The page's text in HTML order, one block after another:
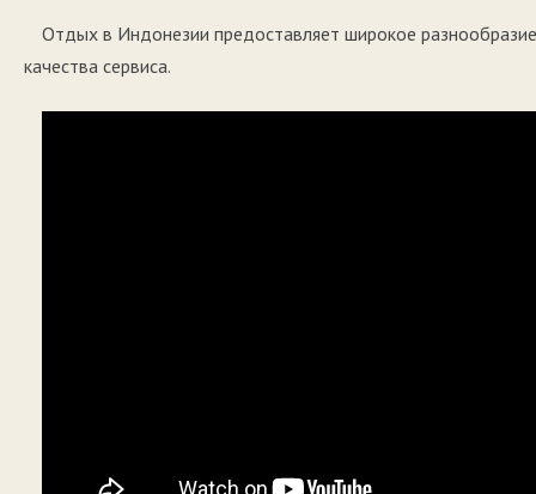
Отдых в Индонезии предоставляет широкое
качества сервиса.